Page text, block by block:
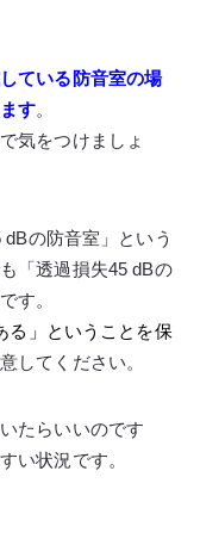
ている防音室の場
す。
気をつけましょ
の防音室」という
「透過損失45 dBの
す。
る」ということを保
してください。
たらいいのです
い状況です。